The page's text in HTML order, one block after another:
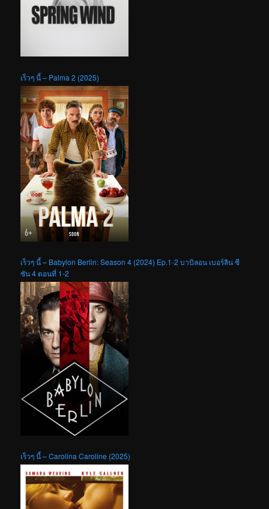
เร็วๆ นี้ – Palma 2 (2025)
เร็วๆ นี้ – Babylon Berlin: Season 4 (2024) Ep.1-2 บาบิลอน เบอร์ลิน ซี
ซัน 4 ตอนที่ 1-2
เร็วๆ นี้ – Carolina Caroline (2025)